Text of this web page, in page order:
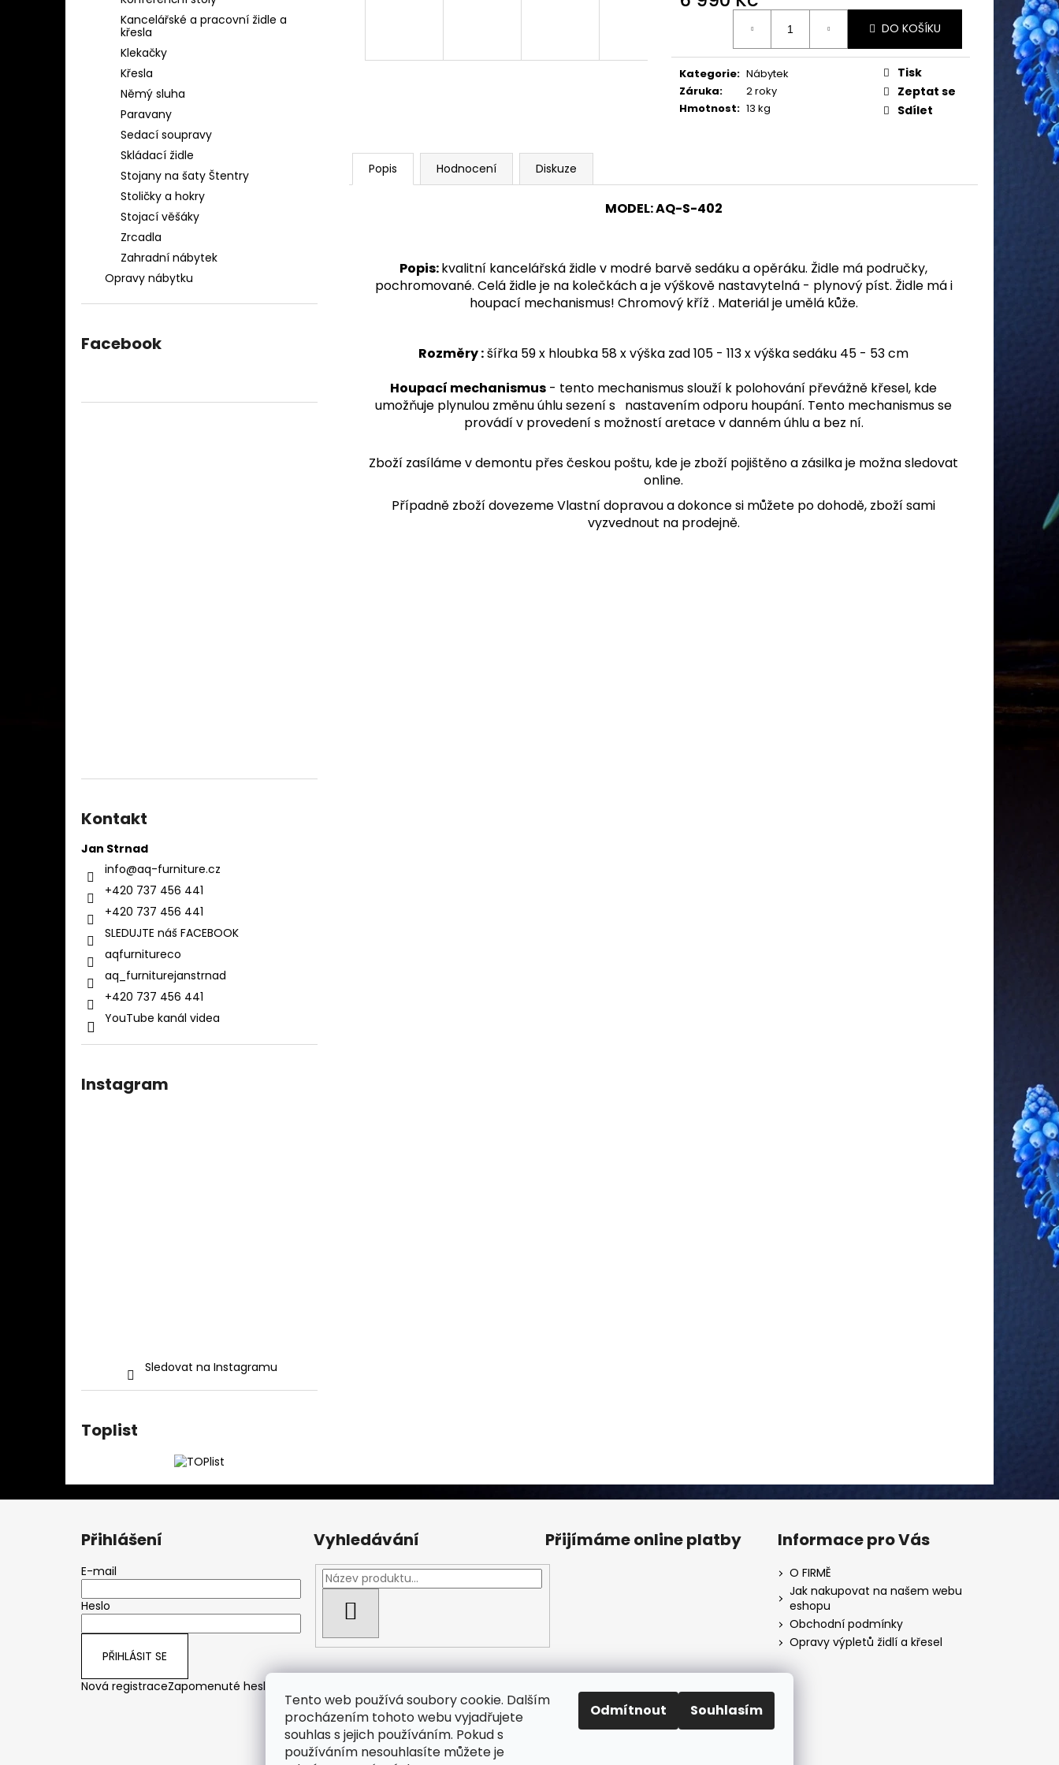
Tento web používá soubory cookie. Dalším
procházením tohoto webu vyjadřujete
souhlas s jejich používáním. Pokud s
používáním nesouhlasíte můžete je
Odmítnout Souhlasím
Kancelářské a pracovní židle a
křesla
Klekačky
Křesla
Němý sluha
Paravany
Sedací soupravy
Skládací židle
Stojany na šaty Štentry
Stoličky a hokry
Stojací věšáky
Zrcadla
Zahradní nábytek
Opravy nábytku
Facebook
Kontakt
Jan Strnad
info@aq-furniture.cz
+420 737 456 441
+420 737 456 441
SLEDUJTE náš FACEBOOK
aqfurnitureco
aq_furniturejanstrnad
+420 737 456 441
YouTube kanál videa
Instagram
Sledovat na Instagramu
Toplist
DO KOŠÍKU
Kategorie: Nábytek
Záruka:
2 roky
Hmotnost: 13 kg
Tisk
Zeptat se
Sdílet
Popis Hodnocení Diskuze
MODEL:AQ-S-402
Popis:kvalitní kancelářská židle v modré barvě sedáku a opěráku. Židle má područky,
pochromované. Celá židle je na kolečkách a je výškově nastavytelná - plynový píst. Židle má i
houpací mechanismus! Chromový kříž . Materiál je umělá kůže.
Rozměry :šířka 59 x hloubka 58 x výška zad 105 - 113 x výška sedáku 45 - 53 cm
Houpací mechanismus - tento mechanismus slouží k polohování převážně křesel, kde
umožňuje plynulou změnu úhlu sezení s nastavením odporu houpání. Tento mechanismus se
provádí v provedení s možností aretace v danném úhlu a bez ní.
Zboží zasíláme v demontu přes českou poštu, kde je zboží pojištěno a zásilka je možna sledovat
online.
Případně zboží dovezeme Vlastní dopravou a dokonce si můžete po dohodě, zboží sami
vyzvednout na prodejně.
1 280 Kč
Přihlášení
E-mail
Heslo
PŘIHLÁSIT SE
Nová registraceZapomenuté heslo
Vyhledávání Přijímáme online platby Informace pro Vás
O FIRMĚ
Jak nakupovat na našem webu
eshopu
Obchodní podmínky
Opravy výpletů židlí a křesel
Facebook Fan page